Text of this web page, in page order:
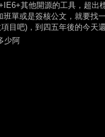
其他開源的工具，超出
單或是簽核公文，就要找
目吧)，到四五年後的今天
少阿